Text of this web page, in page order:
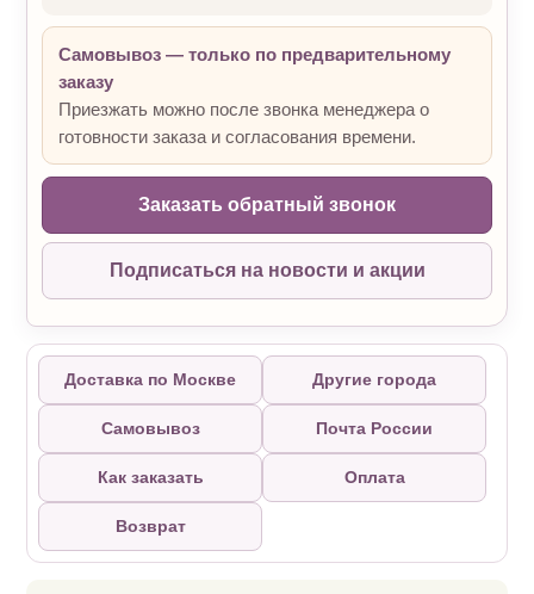
Самовывоз — только по предварительному
заказу
Приезжать можно после звонка менеджера о
готовности заказа и согласования времени.
Заказать обратный звонок
Подписаться на новости и акции
Доставка по Москве Другие города
Самовывоз Почта России
Как заказать Оплата
Возврат